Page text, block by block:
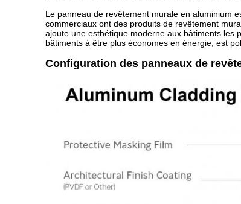
Le panneau de revêtement murale en aluminium
commerciaux ont des produits de revêtement
ajoute une esthétique moderne aux bâtiments les
bâtiments à être plus économes en énergie, est
Configuration des panneaux de